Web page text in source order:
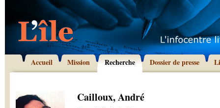
Accueil Mission Recherche Dossier de presse
Cailloux, André